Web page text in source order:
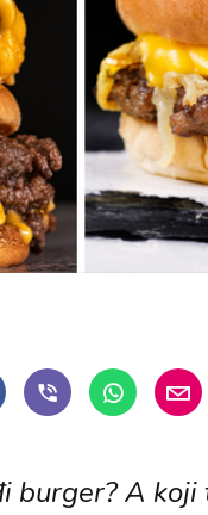
burger? A